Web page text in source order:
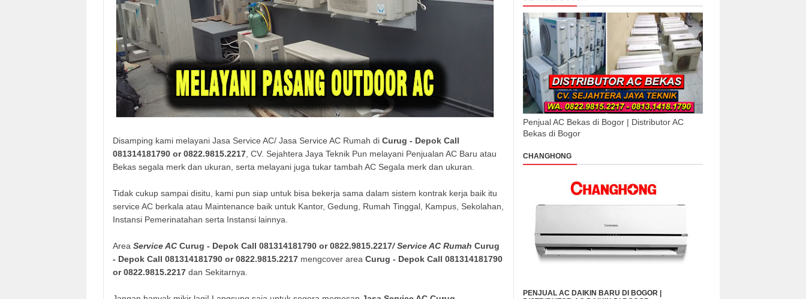
Disamping kami melayani Jasa Service AC/ Jasa Service AC Rumah di Curug - Depok Call
081314181790 or 0822.9815.2217, CV. Sejahtera Jaya Teknik Pun melayani Penjualan AC Baru atau
Bekas segala merk dan ukuran, serta melayani juga tukar tambah AC Segala merk dan ukuran.
Tidak cukup sampai disitu, kami pun siap untuk bisa bekerja sama dalam sistem kontrak kerja baik itu
service AC berkala atau Maintenance baik untuk Kantor, Gedung, Rumah Tinggal, Kampus, Sekolahan,
Instansi Pemerinatahan serta Instansi lainnya.
Area Service AC Curug - Depok Call 081314181790 or 0822.9815.2217/ Service AC Rumah Curug
- Depok Call 081314181790 or 0822.9815.2217 mengcover area Curug - Depok Call 081314181790
or 0822.9815.2217 dan Sekitarnya.
Penjual AC Bekas di Bogor | Distributor AC
Bekas di Bogor
CHANGHONG
PENJUAL AC DAIKIN BARU DI BOGOR |